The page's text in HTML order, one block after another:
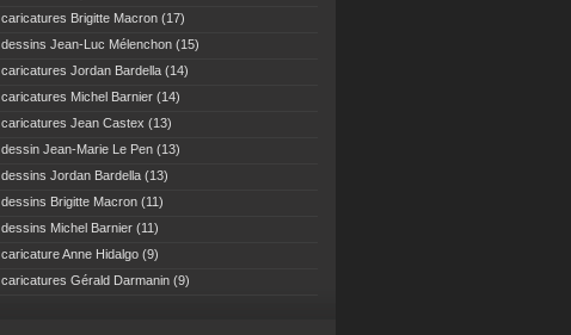
caricatures Brigitte Macron (17)
dessins Jean-Luc Mélenchon (15)
caricatures Jordan Bardella (14)
caricatures Michel Barnier (14)
caricatures Jean Castex (13)
dessin Jean-Marie Le Pen (13)
dessins Jordan Bardella (13)
dessins Brigitte Macron (11)
dessins Michel Barnier (11)
caricature Anne Hidalgo (9)
caricatures Gérald Darmanin (9)